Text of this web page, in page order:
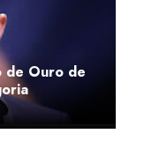
de Ouro de